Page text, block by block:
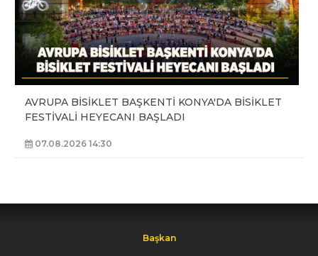
AVRUPA BİSİKLET BAŞKENTİ KONYA'DA BİSİKLET
FESTİVALİ HEYECANI BAŞLADI
07.08.2026 14:30
Başkan